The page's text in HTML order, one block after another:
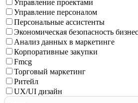
Управление проектами
Управление персоналом
Персональные ассистенты
Экономическая безопасность
Анализ данных в маркетинге
Корпоративные закупки
Fmcg
Торговый маркетинг
Ритейл
UX/UI дизайн